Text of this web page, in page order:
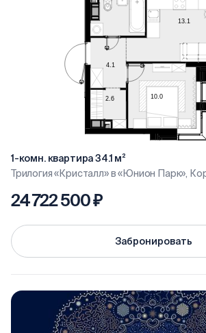
1-комн. квартира 34.1 м²
Трилогия «Кристалл» в «Юнион Парк»,
24 722 500 ₽
Забронировать